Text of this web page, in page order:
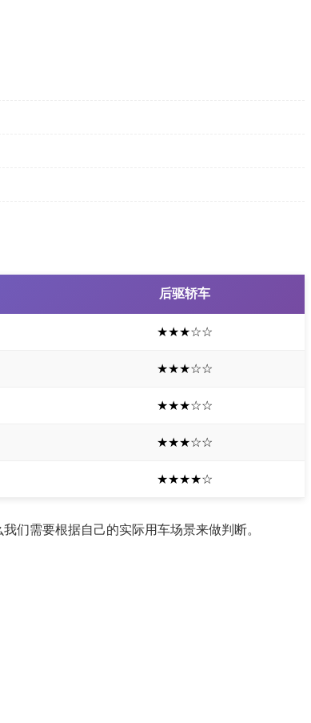
后驱轿车
★★★☆☆
★★★☆☆
★★★☆☆
★★★☆☆
★★★★☆
们需要根据自己的实际用车场景来做判断。